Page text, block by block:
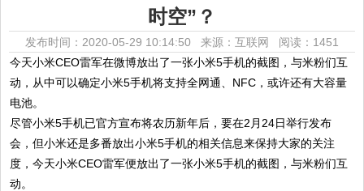
时空”？
发布时间：2020-05-29 10:14:50 来源：互联网 阅读：1451
今天小米CEO雷军在微博放出了一张小米5手机的截图，与米粉们互
动，从中可以确定小米5手机将支持全网通、NFC，或许还有大容量
电池。
尽管小米5手机已官方宣布将农历新年后，要在2月24日举行发布
会，但小米还是多番放出小米5手机的相关信息来保持大家的关注
度，今天小米CEO雷军便放出了一张小米5手机的截图，与米粉们互
动。